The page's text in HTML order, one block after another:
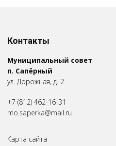
Контакты
Муниципальный совет
п. Сапёрный
ул. Дорожная, д. 2
+7 (812) 462-16-31
mo.saperka@mail.ru
Карта сайта